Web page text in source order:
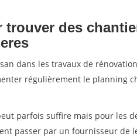
des
dans les travaux de
régulièrement le planning
parfois suffire mais pour les
passer par un fournisseur de